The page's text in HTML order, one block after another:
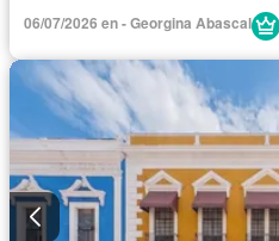
06/07/2026 en - Georgina Abascal